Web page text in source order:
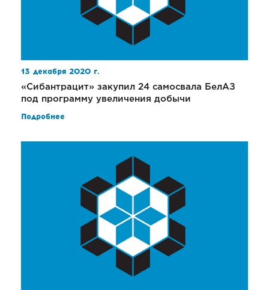
13 декабря 2020 г.
«Сибантрацит» закупил 24 самосвала БелАЗ
под программу увеличения добычи
Подробнее